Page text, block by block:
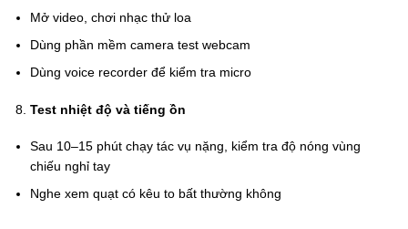
Mở video, chơi nhạc thử loa
Dùng phần mềm camera test webcam
Dùng voice recorder để kiểm tra micro
Test nhiệt độ và tiếng ồn
Sau 10–15 phút chạy tác vụ nặng, kiểm tra độ nóng vùng
chiếu nghỉ tay
Nghe xem quạt có kêu to bất thường không